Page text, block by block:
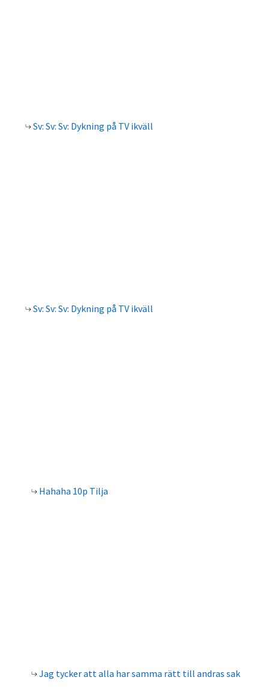
Sv: Sv: Sv: Dykning på TV ikväll
Sv: Sv: Sv: Dykning på TV ikväll
Hahaha 10p Tilja
Jag tycker att alla har samma rätt till andras sak